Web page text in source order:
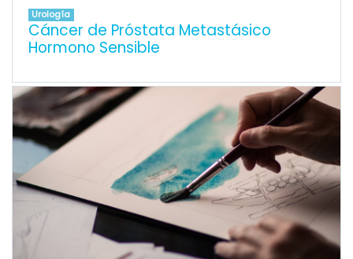
Urología
Cáncer de Próstata Metastásico
Hormono Sensible